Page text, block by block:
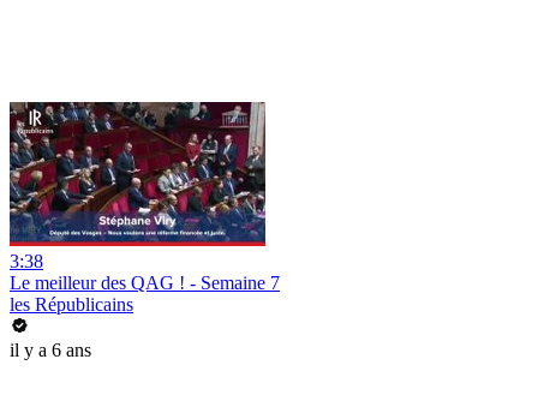
3:38
Le meilleur des QAG ! - Semaine 7
les Républicains
il y a 6 ans